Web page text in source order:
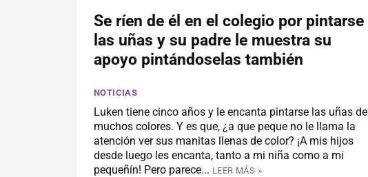
Se ríen de él en el colegio por pintarse
las uñas y su padre le muestra su
apoyo pintándoselas también
NOTICIAS
Luken tiene cinco años y le encanta pintarse las uñas de
muchos colores. Y es que, ¿a que peque no le llama la
atención ver sus manitas llenas de color? ¡A mis hijos
desde luego les encanta, tanto a mi niña como a mi
pequeñín! Pero parece... LEER MÁS »